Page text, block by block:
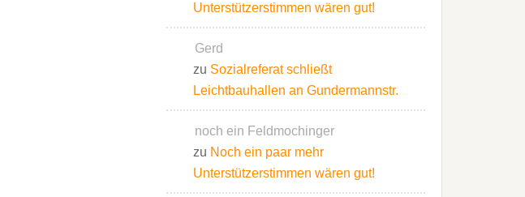
Unterstützerstimmen wären gut!
Gerd
zu Sozialreferat schließt
Leichtbauhallen an Gundermannstr.
noch ein Feldmochinger
zu Noch ein paar mehr
Unterstützerstimmen wären gut!